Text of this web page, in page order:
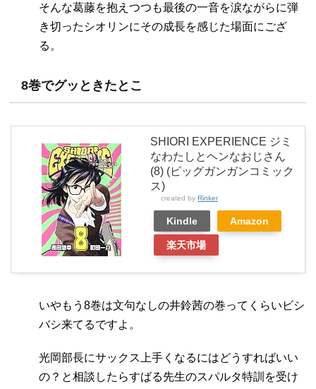
そんな葛藤を抱えつつも最後の一音を涙ながらに弾
き切ったシオリンにその成長を感じた場面にござ
る。
8巻でグッときたとこ
SHIORI EXPERIENCE ジミ
なわたしとヘンなおじさん
(8) (ビッグガンガンコミック
ス)
created by Rinker
Kindle Amazon
楽天市場
いやもう8巻は文句なしの井鈴茜の巻ってくらいビシ
バシ来てるですよ。
光岡部長にサックス上手くなるにはどうすればいい
の？と相談したらすばる先生のスパルタ特訓を受け